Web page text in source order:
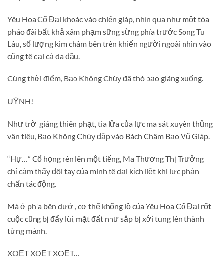
Yêu Hoa Cổ Đại khoác vào chiến giáp, nhìn qua như một tòa
pháo đài bất khả xâm phạm sững sừng phía trước Song Tu
Lâu, số lượng kim châm bên trên khiến người ngoài nhìn vào
cũng tê dại cả da đầu.
Cùng thời điểm, Bạo Không Chùy đã thô bạo giáng xuống.
UỲNH!
Như trời giáng thiên phạt, tia lửa của lực ma sát xuyên thủng
vân tiêu, Bạo Không Chùy đập vào Bách Châm Bạo Vũ Giáp.
“Hự…” Cổ họng rên lên một tiếng, Ma Thương Thị Trưởng
chỉ cảm thấy đôi tay của mình tê dại kịch liệt khi lực phản
chấn tác động.
Mà ở phía bên dưới, cơ thể khổng lồ của Yêu Hoa Cổ Đại rốt
cuộc cũng bị đẩy lùi, mặt đất như sắp bị xới tung lên thành
từng mảnh.
XOẸT XOẸT XOẸT…